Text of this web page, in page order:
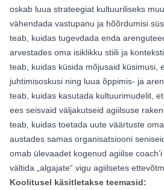
oskab luua strateegiat kultuuriliseks
vähendada vastupanu ja hõõrdumisi
teab, kuidas tugevdada enda
arvestades oma isiklikku stiili ja
teab, kuidas küsida mõjusaid küsimusi,
juhtimisoskusi ning luua õppimis- ja
teab, kuidas kasutada kultuurimudelit,
ees seisvaid väljakutseid agiilsuse
teab, kuidas toetada uute väärtuste
austades samas organisatsiooni
omab ülevaadet kogenud agiilse
vältida „algajate“ vigu agiilsetes
Koolitusel käsitletakse teemasid: